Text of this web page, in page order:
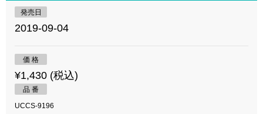
発売日
2019-09-04
価 格
¥1,430 (税込)
品 番
UCCS-9196